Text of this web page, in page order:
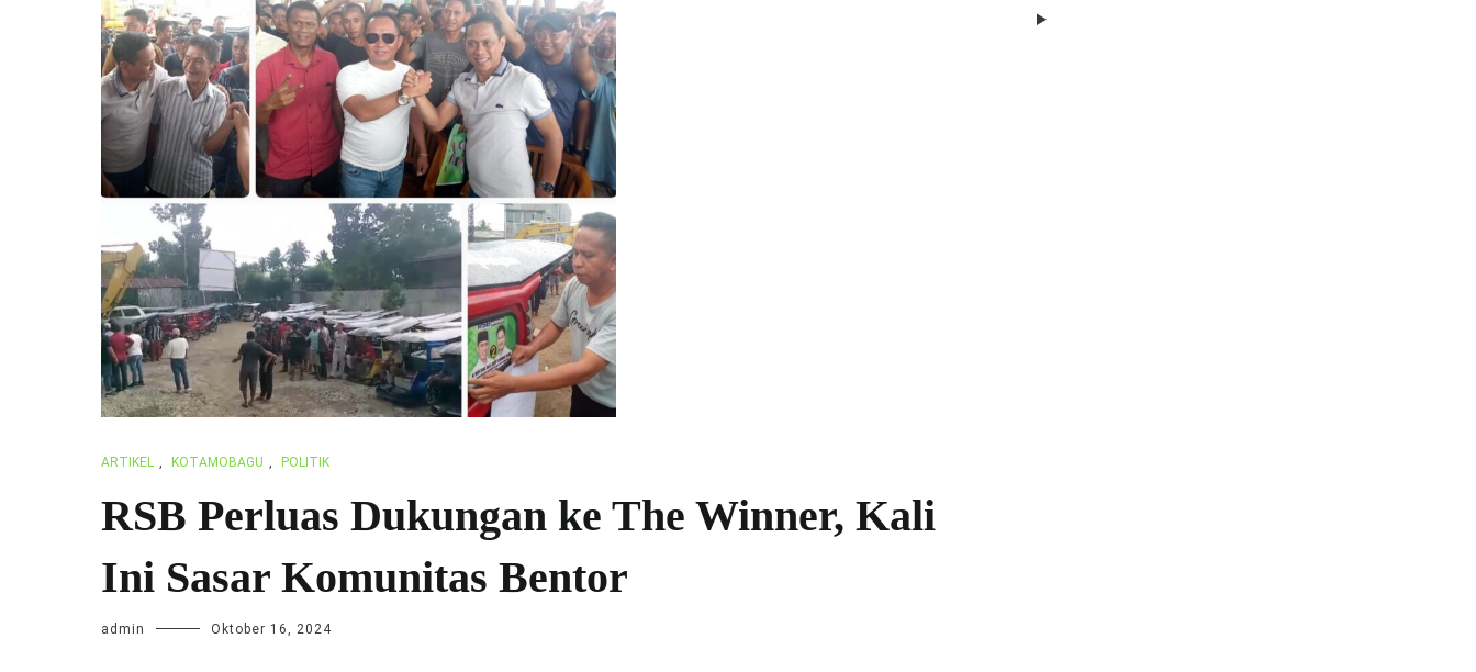
ARTIKEL , KOTAMOBAGU , POLITIK
RSB Perluas Dukungan ke The Winner, Kali
Ini Sasar Komunitas Bentor
admin Oktober 16, 2024